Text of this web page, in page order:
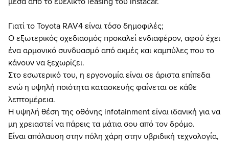
Γιατί το Toyota RAV4 είναι τόσο δημοφιλές;
Ο εξωτερικός σχεδιασμός προκαλεί ενδιαφέρον, αφού έχει
ένα αρμονικό συνδυασμό από ακμές και καμπύλες που το
κάνουν να ξεχωρίζει.
Στο εσωτερικό του, η εργονομία είναι σε άριστα επίπεδα
ενώ η υψηλή ποιότητα κατασκευής φαίνεται σε κάθε
λεπτομέρεια.
Η υψηλή θέση της οθόνης infotainment είναι ιδανική για να
μη χρειαστεί να πάρεις τα μάτια σου από τον δρόμο.
Είναι απόλαυση στην πόλη χάρη στην υβριδική τεχνολογία,